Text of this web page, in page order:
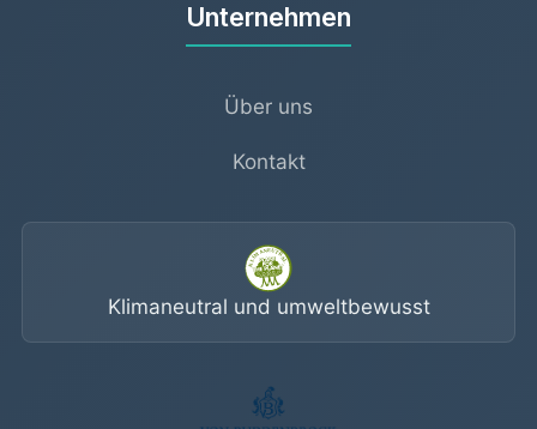
Unternehmen
Über uns
Kontakt
Klimaneutral und umweltbewusst